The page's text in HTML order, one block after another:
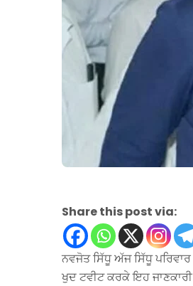
Share this post via:
ਨਵਜੋਤ ਸਿੱਧੂ ਅੱਜ ਸਿੱਧੂ
ਖੁਦ ਟਵੀਟ ਕਰਕੇ ਇਹ